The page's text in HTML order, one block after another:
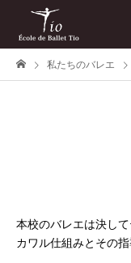
私たちのバレエ
本校のバレエは決し
カワル仕組みとその